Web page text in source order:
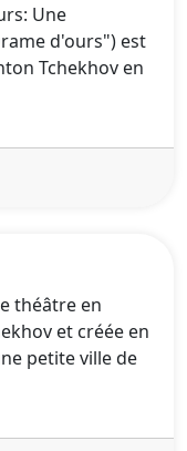
Une
d'ours") est
Tchekhov en
théâtre en
et créée en
petite ville de